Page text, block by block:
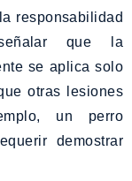
responsabilidad
que la
se aplica solo
otras lesiones
un perro
demostrar